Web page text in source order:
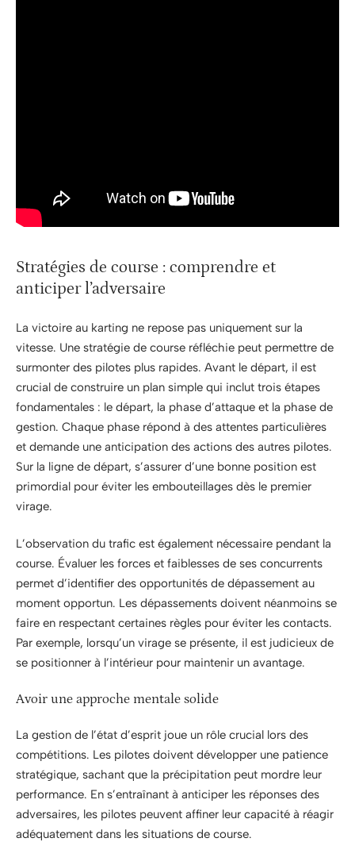
Stratégies de course : comprendre et
anticiper l’adversaire
La victoire au karting ne repose pas uniquement sur la
vitesse. Une stratégie de course réfléchie peut permettre de
surmonter des pilotes plus rapides. Avant le départ, il est
crucial de construire un plan simple qui inclut trois étapes
fondamentales : le départ, la phase d’attaque et la phase de
gestion. Chaque phase répond à des attentes particulières
et demande une anticipation des actions des autres pilotes.
Sur la ligne de départ, s’assurer d’une bonne position est
primordial pour éviter les embouteillages dès le premier
virage.
L’observation du trafic est également nécessaire pendant la
course. Évaluer les forces et faiblesses de ses concurrents
permet d’identifier des opportunités de dépassement au
moment opportun. Les dépassements doivent néanmoins se
faire en respectant certaines règles pour éviter les contacts.
Par exemple, lorsqu’un virage se présente, il est judicieux de
se positionner à l’intérieur pour maintenir un avantage.
Avoir une approche mentale solide
La gestion de l’état d’esprit joue un rôle crucial lors des
compétitions. Les pilotes doivent développer une patience
stratégique, sachant que la précipitation peut mordre leur
performance. En s’entraînant à anticiper les réponses des
adversaires, les pilotes peuvent affiner leur capacité à réagir
adéquatement dans les situations de course.